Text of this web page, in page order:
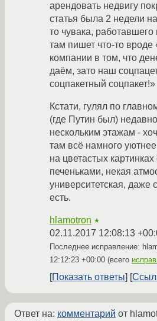
арендовать недвигу
статья была 2 недели
то чувака, работавшего
там пишет что-то вроде
компании в том, что
даём, зато наш
соцпакетный соцпакет!»
Кстати, гулял по
(где Путин был)
нескольким этажам -
там всё намного
на цветастых
печеньками, некая
университетская, даже
есть.
hlamotron ★
02.11.2017 12:08:13
Последнее исправление:
12:12:23 +00:00 (всего
Показать ответы
Ответ на: комментарий от